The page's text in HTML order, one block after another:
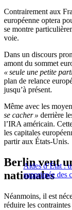
Contrairement aux
européenne optera
se montre
voie.
Dans un discours
amont du sommet
« seule une petite
plan de relance
jusqu’à présent.
Même avec les
se cacher » derrière
l’IRA américain.
les capitales
partir aux États-Unis.
Aides d’État :
supprimée des
Berlin veut
nationales
Néanmoins, il est
réduire les